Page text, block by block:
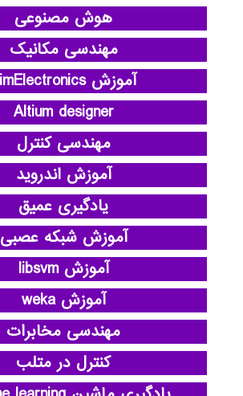
هوش مصنوعی
مهندسی مکانیک
آموزش SimElectronics
Altium designer
مهندسی کنترل
آموزش اندروید
یادگیری عمیق
آموزش شبکه عصبی
آموزش libsvm
آموزش weka
مهندسی مخابرات
کنترل در متلب